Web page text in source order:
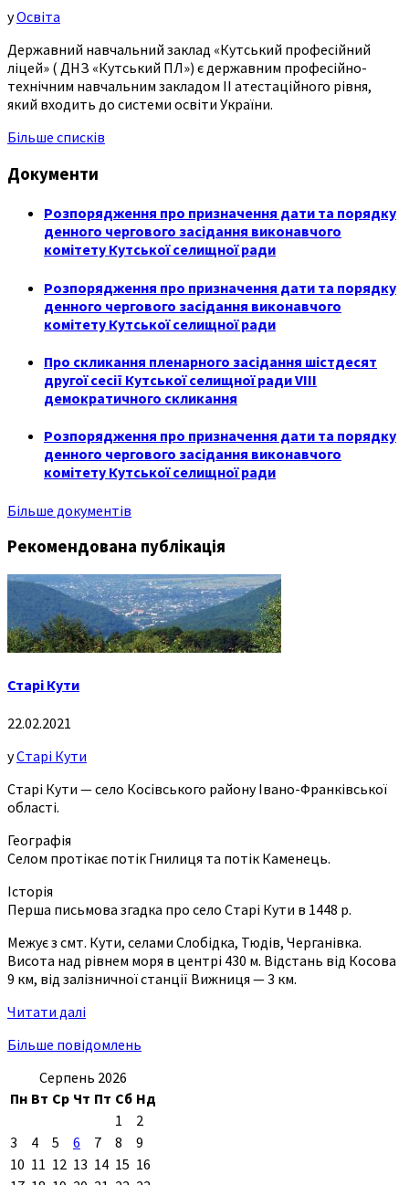
уОсвіта
Державний навчальний заклад «Кутський професійний
ліцей» ( ДНЗ «Кутський ПЛ») є державним професійно-
технічним навчальним закладом ІІ атестаційного рівня,
який входить до системи освіти України.
Більше списків
Документи
Розпорядження про призначення дати та порядку
денного чергового засідання виконавчого
комітету Кутської селищної ради
Розпорядження про призначення дати та порядку
денного чергового засідання виконавчого
комітету Кутської селищної ради
Про скликання пленарного засідання шістдесят
другої сесії Кутської селищної ради VIII
демократичного скликання
Розпорядження про призначення дати та порядку
денного чергового засідання виконавчого
комітету Кутської селищної ради
Більше документів
Рекомендована публікація
Старі Кути
22.02.2021
уСтарі Кути
Старі Кути — село Косівського району Івано-Франківської
області.
Географія
Селом протікає потік Гнилиця та потік Каменець.
Історія
Перша письмова згадка про село Старі Кути в 1448 р.
Межує з смт. Кути, селами Слобідка, Тюдів, Черганівка.
Висота над рівнем моря в центрі 430 м. Відстань від Косова
9 км, від залізничної станції Вижниця — 3 км.
Читати далі
Більше повідомлень
Серпень 2026
Пн Вт Ср Чт Пт Сб Нд
1
2
3
4 5 6 7 8
9
10 11 12 13 14 15 16